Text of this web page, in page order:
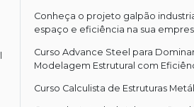
Conheça o projeto galpão
espaço e eficiência na sua
Curso Advance Steel para
Modelagem Estrutural com
Curso Calculista de Estruturas